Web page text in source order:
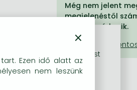
Még nem jelent
megjelenéstől
belül megérkezik.
×
Ezen idő alatt az
nem leszünk
körű szolgáltatást